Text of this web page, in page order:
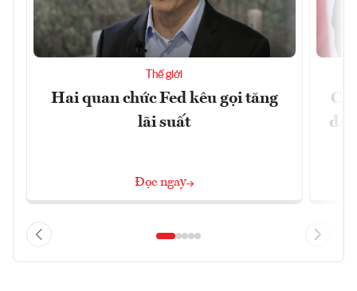
Thế giới
Hai quan chức Fed kêu gọi tăng
lãi suất
Đọc ngay
đã